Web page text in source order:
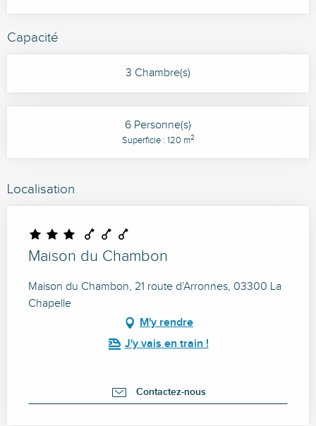
Capacité
3 Chambre(s)
6 Personne(s)
Superficie : 120 m2
Localisation
Maison du Chambon
Maison du Chambon, 21 route d’Arronnes, 03300 La
Chapelle
M'y rendre
J'y vais en train !
Contactez-nous